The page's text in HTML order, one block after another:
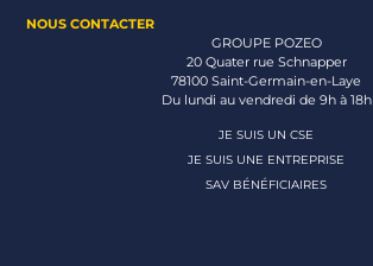
NOUS CONTACTER
GROUPE POZEO
20 Quater rue Schnapper
78100 Saint-Germain-en-Laye
Du lundi au vendredi de 9h à 18h
JE SUIS UN CSE
JE SUIS UNE ENTREPRISE
SAV BÉNÉFICIAIRES